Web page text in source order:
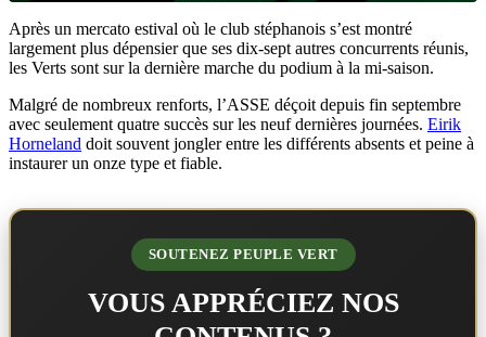
Après un mercato estival où le club stéphanois s’est montré
largement plus dépensier que ses dix-sept autres concurrents réunis,
les Verts sont sur la dernière marche du podium à la mi-saison.
Malgré de nombreux renforts, l’ASSE déçoit depuis fin septembre
avec seulement quatre succès sur les neuf dernières journées. Eirik
Horneland doit souvent jongler entre les différents absents et peine à
instaurer un onze type et fiable.
SOUTENEZ PEUPLE VERT
VOUS APPRÉCIEZ NOS